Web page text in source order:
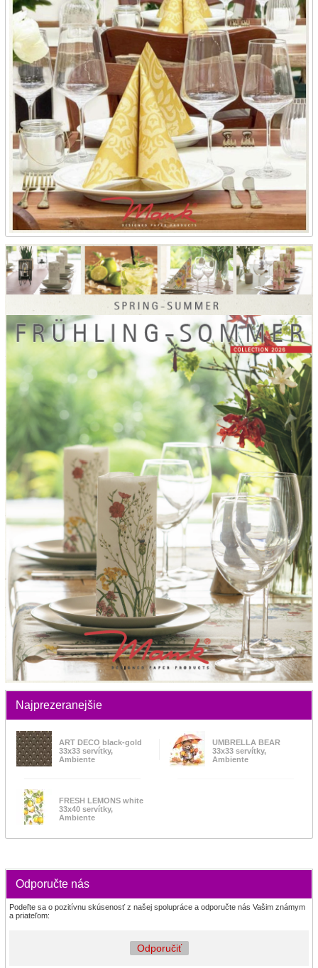
Najprezeranejšie
ART DECO black-gold
33x33 servítky,
Ambiente
UMBRELLA BEAR
33x33 servítky,
Ambiente
FRESH LEMONS white
33x40 servítky,
Ambiente
Odporučte nás
Podeľte sa o pozitívnu skúsenosť z našej spolupráce a odporučte nás Vašim známym
a priateľom:
Odporučiť